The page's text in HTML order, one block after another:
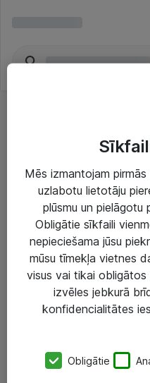
Risinājumi &
IT serviss un atbalsts
IT infrastruktūra
Darba vietu IT risinājumi
Serveri un datu centri
SIA „ATEA”
Mēs izmantojam
uzlabotu lietotāju
plūsmu un pielāgotu
Obligātie sīkfaili
nepieciešama jūsu
mūsu tīmekļa vietnes
visus vai tikai
izvēles jebkurā
konfidencialitātes
Obligātie